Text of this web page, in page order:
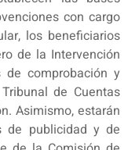
con cargo
los beneficiarios
de la Intervención
comprobación y
de Cuentas
Asimismo, estarán
de publicidad y de